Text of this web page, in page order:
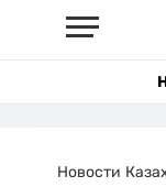
Новости